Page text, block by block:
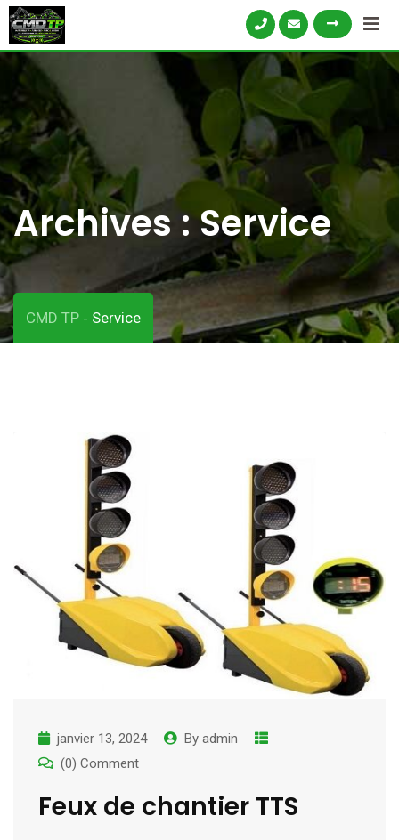
Skip
content
Archives :Service
CMD TP - Service
janvier 13, 2024 By admin
(0) Comment
Feux de chantier TTS